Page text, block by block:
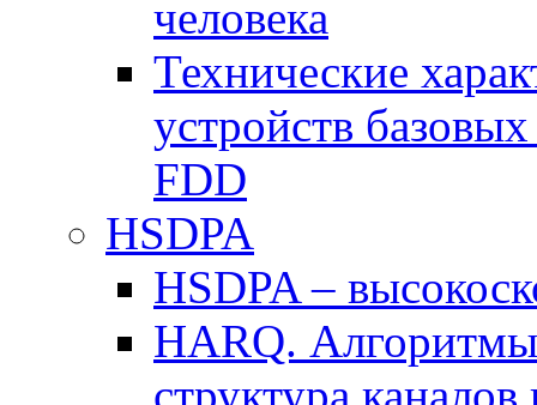
человека
Технические
устройств
FDD
HSDPA
HSDPA –
HARQ.
структура